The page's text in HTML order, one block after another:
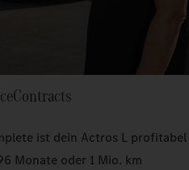
ist dein Actros L profitabel
Monate oder 1 Mio. km